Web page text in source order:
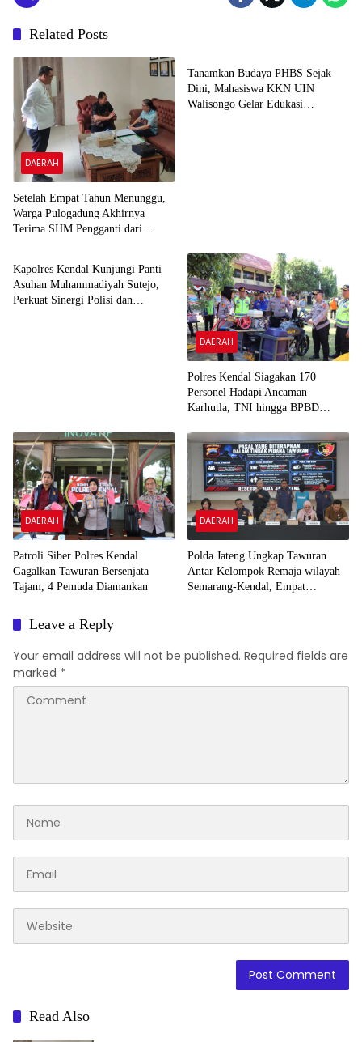
Related Posts
DAERAH
Setelah Empat Tahun Menunggu,
Warga Pulogadung Akhirnya
Terima SHM Pengganti dari
Tanamkan Budaya PHBS Sejak
Dini, Mahasiswa KKN UIN
Walisongo Gelar Edukasi
DAERAH
Kapolres Kendal Kunjungi Panti
Asuhan Muhammadiyah Sutejo,
Perkuat Sinergi Polisi dan
DAERAH
Polres Kendal Siagakan 170
Personel Hadapi Ancaman
Karhutla, TNI hingga BPBD
DAERAH
Patroli Siber Polres Kendal
Gagalkan Tawuran Bersenjata
Tajam, 4 Pemuda Diamankan
DAERAH
Polda Jateng Ungkap Tawuran
Antar Kelompok Remaja wilayah
Semarang-Kendal, Empat
Leave a Reply
Your email address will not be published. Required fields are
marked *
Read Also